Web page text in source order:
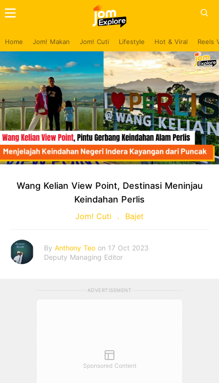
Home Jom! Makan Jom! Cuti Lifestyle Hot & Viral Reels
Wang Kelian View Point, Destinasi Meninjau
Keindahan Perlis
Jom! Cuti Bajet
By Anthony Teo on 17 Oct 2023
Deputy Managing Editor
ADVERTISEMENT
Sponsored Content